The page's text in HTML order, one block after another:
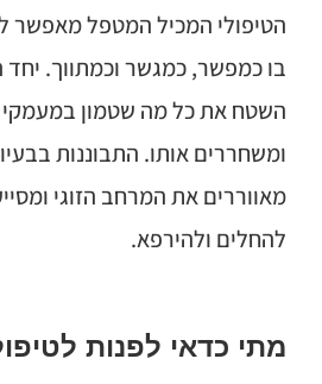
הטיפולי המכיל המטפל מאפשר
בו כמפשר, כמגשר וכמתווך.
השטח את כל מה שטמון במעמקי
ומשחררים אותו. התבוננות
מאווררים את המרחב הזוגי
להחלים ולהירפא.
מתי כדאי לפנות